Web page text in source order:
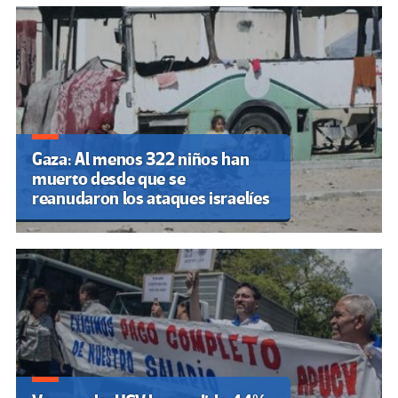
Gaza: Al menos 322 niños han
muerto desde que se
reanudaron los ataques israelíes